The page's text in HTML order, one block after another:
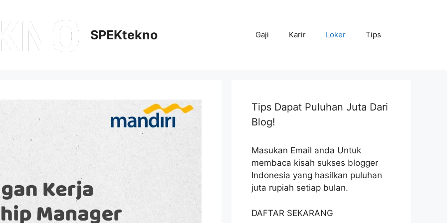
SPEKtekno Gaji Karir Loker Tips
Tips Dapat Puluhan Juta Dari
Blog!
Masukan Email anda Untuk
membaca kisah sukses blogger
Indonesia yang hasilkan puluhan
juta rupiah setiap bulan.
DAFTAR SEKARANG